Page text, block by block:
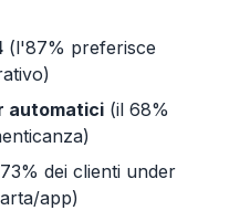
(l'87% preferisce
automatici (il 68%
dei clienti under
app)